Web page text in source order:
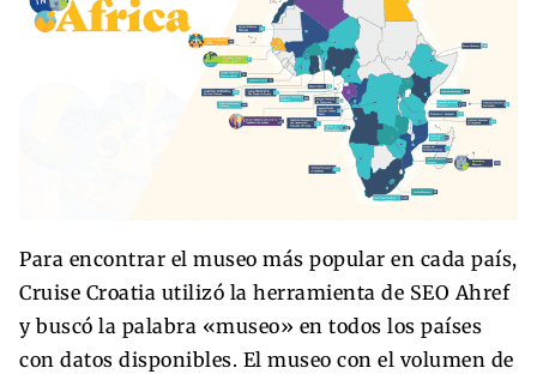
Para encontrar el museo más popular en cada país,
Cruise Croatia utilizó la herramienta de SEO Ahref
y buscó la palabra «museo» en todos los países
con datos disponibles. El museo con el volumen de